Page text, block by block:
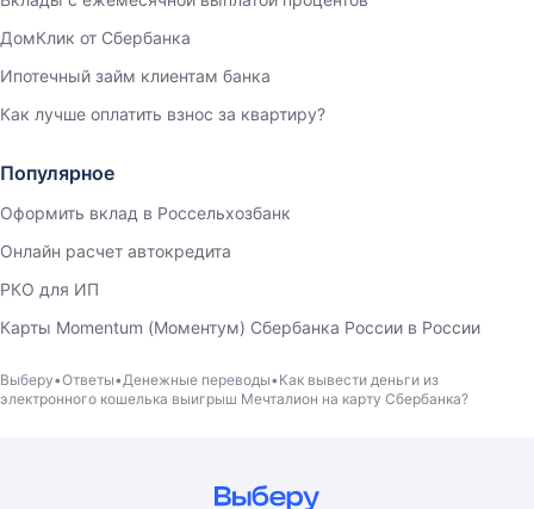
ДомКлик от Сбербанка
Ипотечный займ клиентам банка
Как лучше оплатить взнос за квартиру?
Популярное
Оформить вклад в Россельхозбанк
Онлайн расчет автокредита
РКО для ИП
Карты Momentum (Моментум) Сбербанка России в России
Выберу Ответы Денежные переводы Как вывести деньги из
электронного кошелька выигрыш Мечталион на карту Сбербанка?